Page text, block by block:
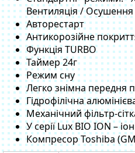
Вентиляція / Осушення
Авторестарт
Антикорозійне
Функція TURBO
Таймер 24г
Режим сну
Легко знімна передня
Гідрофілічна
Механічний фільтр-
У серії Lux BIO ION –
Компресор Toshiba